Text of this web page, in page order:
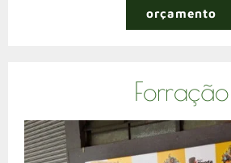
orçamento
Forração